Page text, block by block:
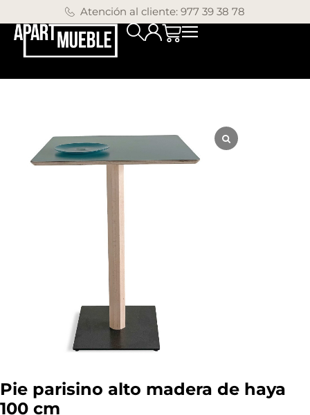
Atención al cliente: 977 39 38 78
Pie parisino alto madera de haya
100 cm